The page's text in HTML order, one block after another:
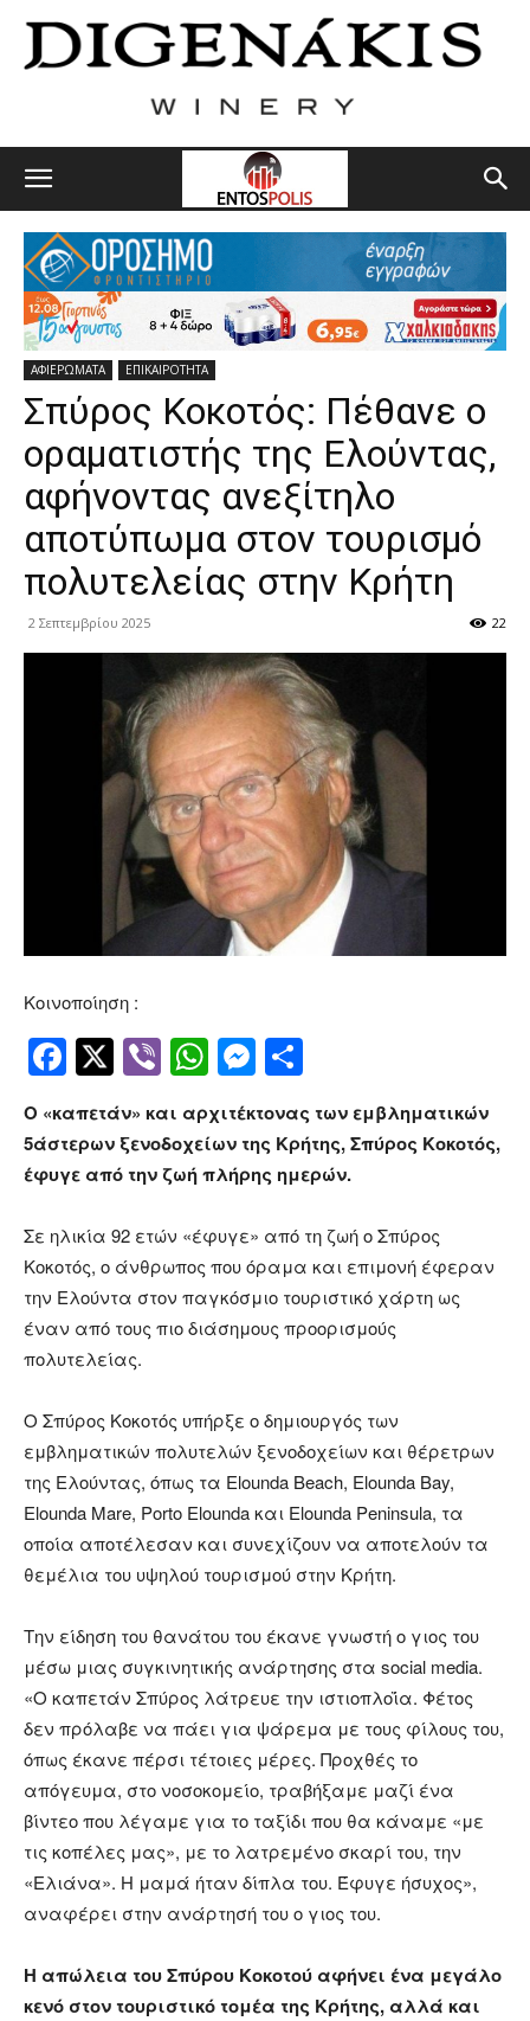
ΑΦΙΕΡΩΜΑΤΑ ΕΠΙΚΑΙΡΟΤΗΤΑ
Σπύρος Κοκοτός: Πέθανε ο
οραματιστής της Ελούντας,
αφήνοντας ανεξίτηλο
αποτύπωμα στον τουρισμό
πολυτελείας στην Κρήτη
2 Σεπτεμβρίου 2025 22
Κοινοποίηση :
Facebook
Twitter
ViberWhatsApp
Messenger
Ο «καπετάν» και αρχιτέκτονας των εμβληματικών
5άστερων ξενοδοχείων της Κρήτης, Σπύρος Κοκοτός,
έφυγε από την ζωή πλήρης ημερών.
Σε ηλικία 92 ετών «έφυγε» από τη ζωή ο Σπύρος
Κοκοτός, ο άνθρωπος που όραμα και επιμονή έφεραν
την Ελούντα στον παγκόσμιο τουριστικό χάρτη ως
έναν από τους πιο διάσημους προορισμούς
πολυτελείας.
Ο Σπύρος Κοκοτός υπήρξε ο δημιουργός των
εμβληματικών πολυτελών ξενοδοχείων και θέρετρων
της Ελούντας, όπως τα Elounda Beach, Elounda Bay,
Elounda Mare, Porto Elounda και Elounda Peninsula, τα
οποία αποτέλεσαν και συνεχίζουν να αποτελούν τα
θεμέλια του υψηλού τουρισμού στην Κρήτη.
Την είδηση του θανάτου του έκανε γνωστή ο γιος του
μέσω μιας συγκινητικής ανάρτησης στα social media.
«Ο καπετάν Σπύρος λάτρευε την ιστιοπλοΐα. Φέτος
δεν πρόλαβε να πάει για ψάρεμα με τους φίλους του,
όπως έκανε πέρσι τέτοιες μέρες. Προχθές το
απόγευμα, στο νοσοκομείο, τραβήξαμε μαζί ένα
βίντεο που λέγαμε για το ταξίδι που θα κάναμε «με
τις κοπέλες μας», με το λατρεμένο σκαρί του, την
«Ελιάνα». Η μαμά ήταν δίπλα του. Έφυγε ήσυχος»,
αναφέρει στην ανάρτησή του ο γιος του.
Η απώλεια του Σπύρου Κοκοτού αφήνει ένα μεγάλο
κενό στον τουριστικό τομέα της Κρήτης, αλλά και